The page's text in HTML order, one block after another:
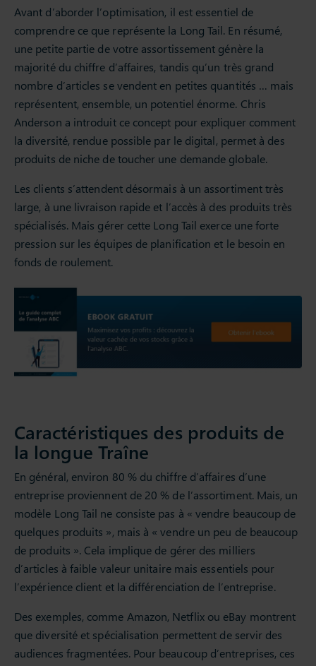
Avant d’aborder l’optimisation, il est essentiel de
comprendre ce que représente la Long Tail. En résumé,
une petite partie de votre assortissement génère la
majorité du chiffre d’affaires, tandis qu’un très grand
nombre d’articles se vendent en petites quantités … mais
représentent, ensemble, un potentiel énorme. Chris
Anderson a introduit ce concept pour expliquer comment
la diversité, rendue possible par le digital, permet à des
produits de niche de toucher une demande globale.
Les clients s’attendent désormais à un assortiment très
large, à une livraison rapide et l’accès à des produits très
spécialisés. Mais gérer cette Long Tail exerce une forte
pression sur les équipes de planification et le besoin en
fonds de roulement.
Caractéristiques des produits de
la longue Traîne
En général, environ 80 % du chiffre d’affaires d’une
entreprise proviennent de 20 % de l’assortiment. Mais, un
modèle Long Tail ne consiste pas à « vendre beaucoup de
quelques produits », mais à « vendre un peu de beaucoup
de produits ». Cela implique de gérer des milliers
d’articles à faible valeur unitaire mais essentiels pour
l’expérience client et la différenciation de l’entreprise.
Des exemples, comme Amazon, Netflix ou eBay montrent
que diversité et spécialisation permettent de servir des
audiences fragmentées. Pour beaucoup d’entreprises, ces